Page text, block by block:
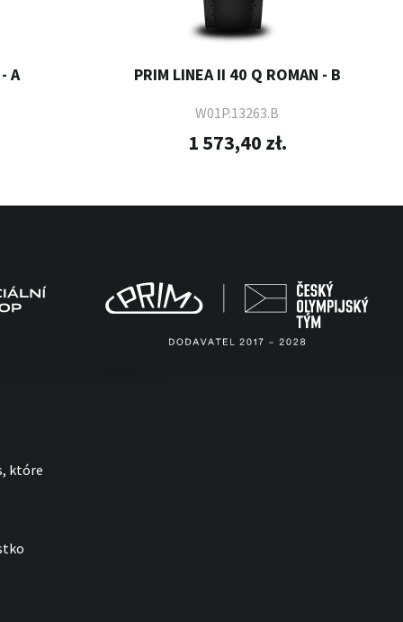
A PRIM LINEA II 40 Q ROMAN - B
W01P.13263.B
1 573,40 zł.
które